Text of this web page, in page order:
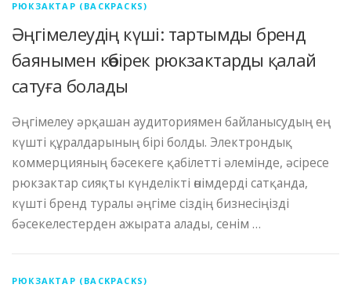
РЮКЗАКТАР (BACKPACKS)
Әңгімелеудің күші: тартымды бренд
баянымен көбірек рюкзактарды қалай
сатуға болады
Әңгімелеу әрқашан аудиториямен байланысудың ең
күшті құралдарының бірі болды. Электрондық
коммерцияның бәсекеге қабілетті әлемінде, әсіресе
рюкзактар ​​сияқты күнделікті өнімдерді сатқанда,
күшті бренд туралы әңгіме сіздің бизнесіңізді
бәсекелестерден ажырата алады, сенім …
РЮКЗАКТАР (BACKPACKS)